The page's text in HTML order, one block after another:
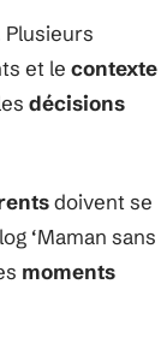
Plusieurs
et le contexte
décisions
doivent se
‘Maman sans
moments